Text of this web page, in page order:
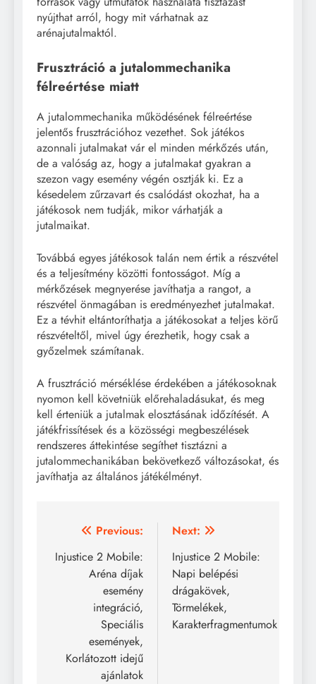
nyújthat arról, hogy mit várhatnak az
arénajutalmaktól.
Frusztráció a jutalommechanika
félreértése miatt
A jutalommechanika működésének félreértése
jelentős frusztrációhoz vezethet. Sok játékos
azonnali jutalmakat vár el minden mérkőzés után,
de a valóság az, hogy a jutalmakat gyakran a
szezon vagy esemény végén osztják ki. Ez a
késedelem zűrzavart és csalódást okozhat, ha a
játékosok nem tudják, mikor várhatják a
jutalmaikat.
Továbbá egyes játékosok talán nem értik a részvétel
és a teljesítmény közötti fontosságot. Míg a
mérkőzések megnyerése javíthatja a rangot, a
részvétel önmagában is eredményezhet jutalmakat.
Ez a tévhit eltántoríthatja a játékosokat a teljes körű
részvételtől, mivel úgy érezhetik, hogy csak a
győzelmek számítanak.
A frusztráció mérséklése érdekében a játékosoknak
nyomon kell követniük előrehaladásukat, és meg
kell érteniük a jutalmak elosztásának időzítését. A
játékfrissítések és a közösségi megbeszélések
rendszeres áttekintése segíthet tisztázni a
jutalommechanikában bekövetkező változásokat, és
javíthatja az általános játékélményt.
Post
navigation
Previous:
Injustice 2 Mobile:
Aréna díjak
esemény
integráció,
Speciális
események,
Korlátozott idejű
ajánlatok
Next:
Injustice 2 Mobile:
Napi belépési
drágakövek,
Törmelékek,
Karakterfragmentumok